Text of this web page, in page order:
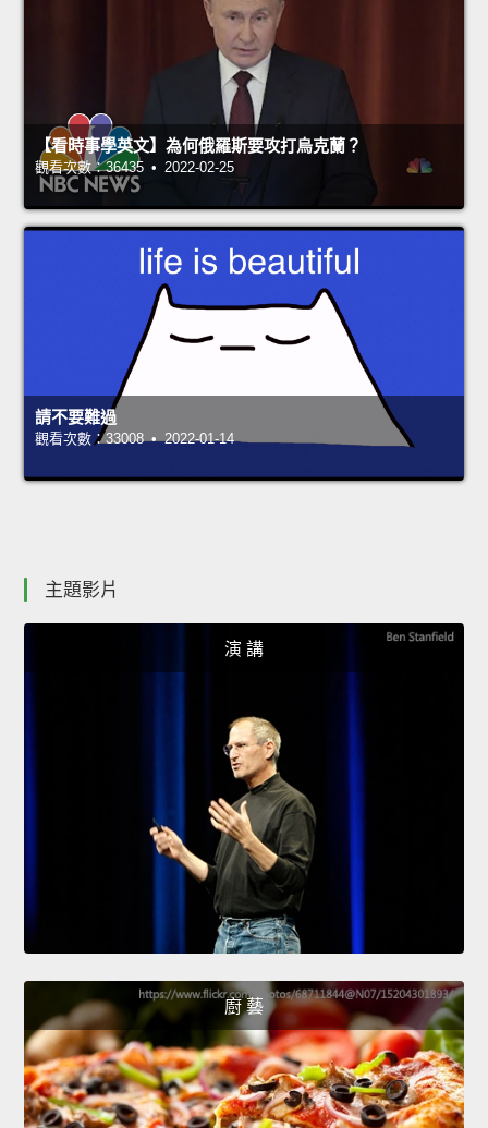
【看時事學英文】為何俄羅斯要攻打烏克蘭？
觀看次數：36435 • 2022-02-25
請不要難過
觀看次數：33008 • 2022-01-14
主題影片
演 講
廚 藝